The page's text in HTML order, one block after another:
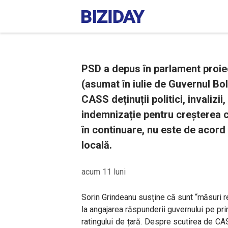
PSD a depus în parlament
(asumat în iulie de Guvernul
CASS deținuții politici,
indemnizație pentru creșterea
în continuare, nu este de
locală.
acum 11 luni
Sorin Grindeanu susține că sunt “măsuri
la angajarea răspunderii guvernului pe
ratingului de țară. Despre scutirea de